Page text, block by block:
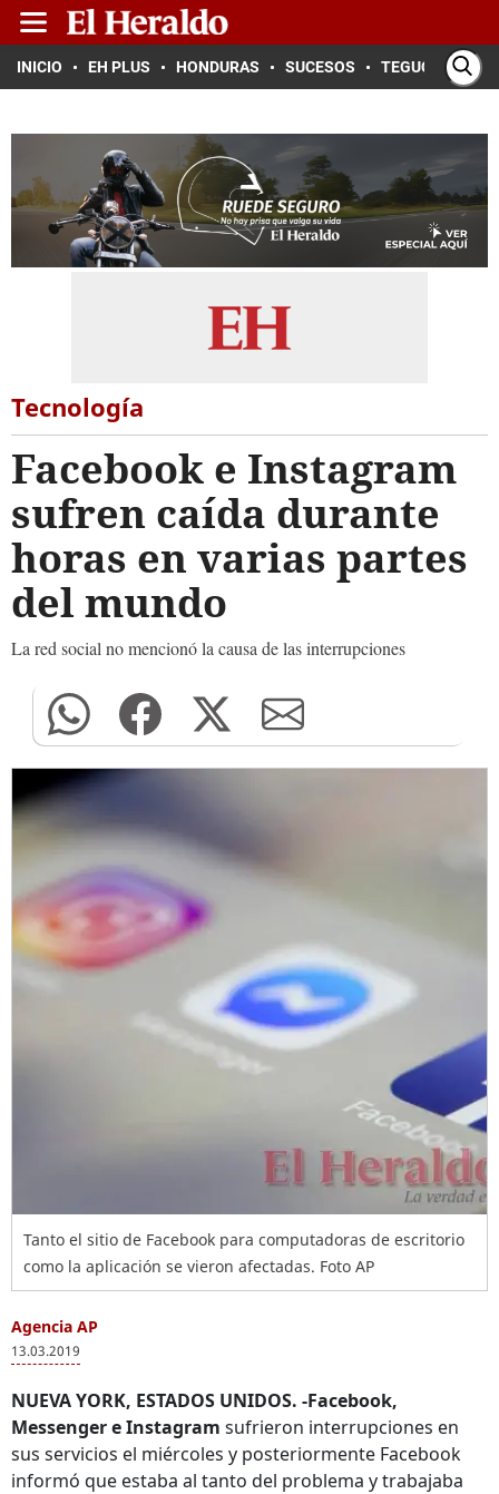
INICIO EH PLUS HONDURAS SUCESOS TEGUCIGALPA
Tecnología
Facebook e Instagram
sufren caída durante
horas en varias partes
del mundo
La red social no mencionó la causa de las interrupciones
Tanto el sitio de Facebook para computadoras de escritorio
como la aplicación se vieron afectadas. Foto AP
Agencia AP
13.03.2019
NUEVA YORK, ESTADOS UNIDOS. -Facebook,
Messenger e Instagram sufrieron interrupciones en
sus servicios el miércoles y posteriormente Facebook
informó que estaba al tanto del problema y trabajaba